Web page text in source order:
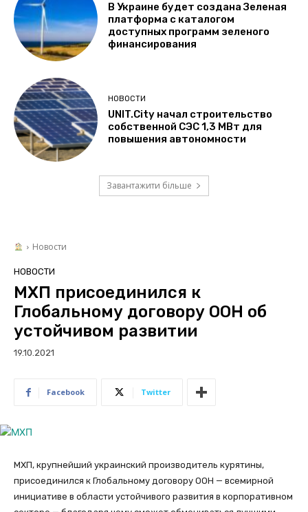
В Украине будет создана Зеленая
платформа с каталогом
доступных программ зеленого
финансирования
НОВОСТИ
UNIT.City начал строительство
собственной СЭС 1,3 МВт для
повышения автономности
Завантажити більше